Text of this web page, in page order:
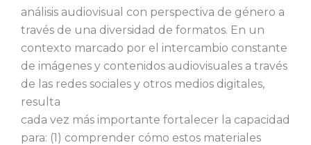
análisis audiovisual con perspectiva de género a
través de una diversidad de formatos. En un
contexto marcado por el intercambio constante
de imágenes y contenidos audiovisuales a través
de las redes sociales y otros medios digitales,
resulta
cada vez más importante fortalecer la capacidad
para: (1) comprender cómo estos materiales